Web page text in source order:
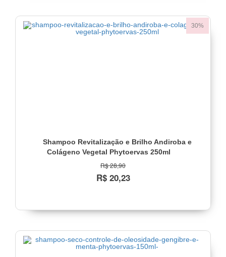
30%
Shampoo Revitalização e Brilho Andiroba e
Colágeno Vegetal Phytoervas 250ml
R$ 28,90
R$ 20,23